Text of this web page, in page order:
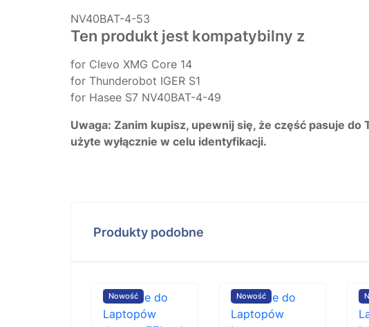
NV40BAT-4-53
Ten produkt jest kompatybilny z
for Clevo XMG Core 14
for Thunderobot IGER S1
for Hasee S7 NV40BAT-4-49
Uwaga: Zanim kupisz, upewnij się, że część pasuje
użyte wyłącznie w celu identyfikacji.
Produkty podobne
Nowość Nowość